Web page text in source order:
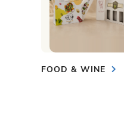
FOOD & WINE